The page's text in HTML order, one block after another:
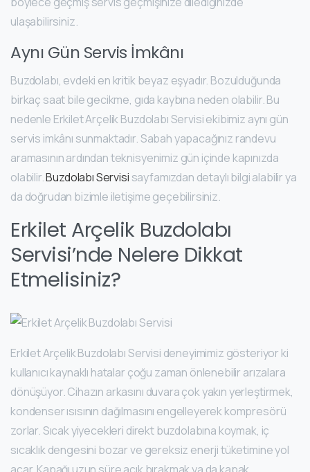
ulaşabilirsiniz.
Aynı Gün Servis İmkânı
Buzdolabı, evdeki en kritik beyaz eşyadır. Bozulduğunda
birkaç saat bile gecikme, gıda kaybına neden olabilir. Bu
nedenle Erkilet Arçelik Buzdolabı Servisi ekibimiz aynı gün
servis imkânı sunmaktadır. Sabah yapacağınız randevu
aramasının ardından teknisyenimiz gün içinde kapınızda
olabilir.Buzdolabı Servisi sayfamızdan detaylı bilgi alabilir ya
da doğrudan bizimle iletişime geçebilirsiniz.
Erkilet Arçelik Buzdolabı
Servisi’nde Nelere Dikkat
Etmelisiniz?
Erkilet Arçelik Buzdolabı Servisi deneyimimiz gösteriyor ki
kullanıcı kaynaklı hatalar çoğu zaman önlenebilir arızalara
dönüşüyor. Cihazın arkasını duvara çok yakın yerleştirmek,
kondenser ısısının dağılmasını engelleyerek kompresörü
zorlar. Sıcak yiyecekleri direkt buzdolabına koymak, iç
sıcaklık dengesini bozar ve gereksiz enerji tüketimine yol